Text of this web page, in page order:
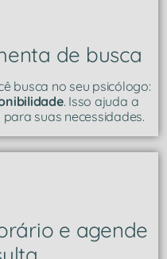
de busca
busca no seu psicólogo:
. Isso ajuda a
suas necessidades.
e agende